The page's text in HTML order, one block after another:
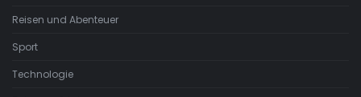
Reisen und Abenteuer
Sport
Technologie